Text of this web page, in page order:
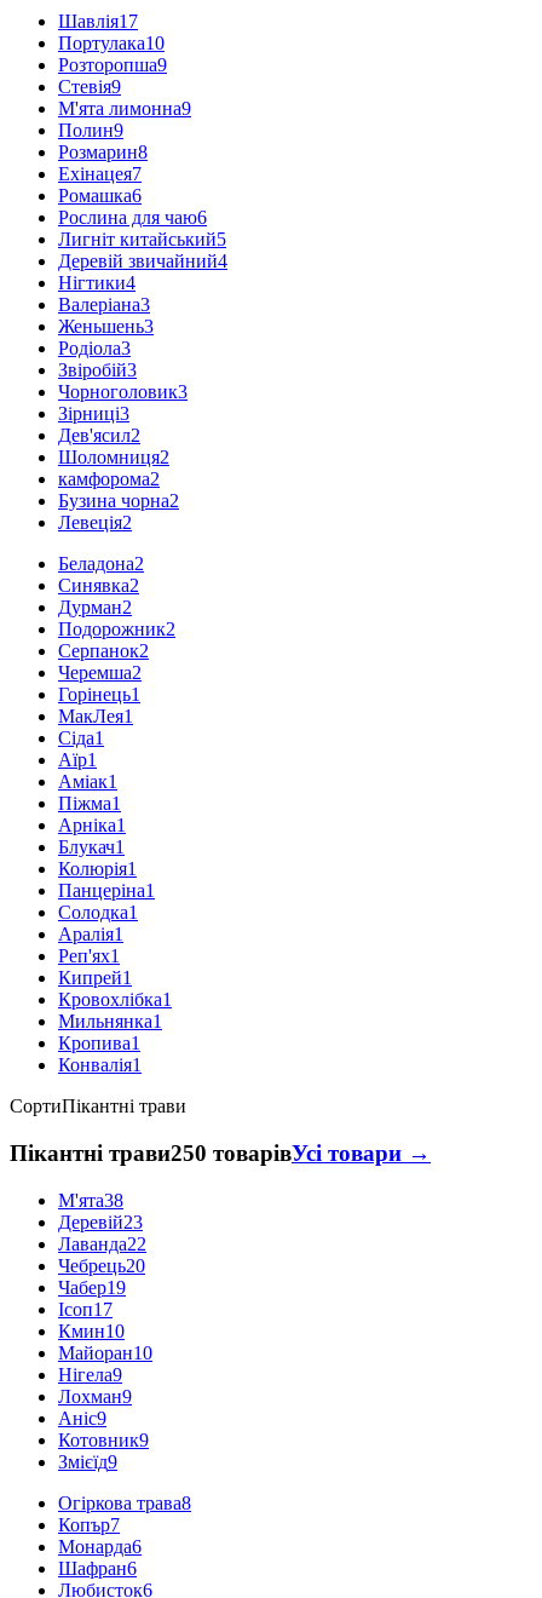
Шавлія17
Портулака10
Розторопша9
Стевія9
М'ята лимонна9
Полин9
Розмарин8
Ехінацея7
Ромашка6
Рослина для чаю6
Лигніт китайський5
Деревій звичайний4
Нігтики4
Валеріана3
Женьшень3
Родіола3
Звіробій3
Чорноголовик3
Зірниці3
Дев'ясил2
Шоломниця2
камфорома2
Бузина чорна2
Левеція2
Беладона2
Синявка2
Дурман2
Подорожник2
Серпанок2
Черемша2
Горінець1
МакЛея1
Сіда1
Аїр1
Аміак1
Піжма1
Арніка1
Блукач1
Колюрія1
Панцеріна1
Солодка1
Аралія1
Реп'ях1
Кипрей1
Кровохлібка1
Мильнянка1
Кропива1
Конвалія1
СортиПікантні трави
Пікантні трави250 товарівУсі товари →
М'ята38
Деревій23
Лаванда22
Чебрець20
Чабер19
Ісоп17
Кмин10
Майоран10
Нігела9
Лохман9
Аніс9
Котовник9
Змієїд9
Огіркова трава8
Копър7
Монарда6
Шафран6
Любисток6